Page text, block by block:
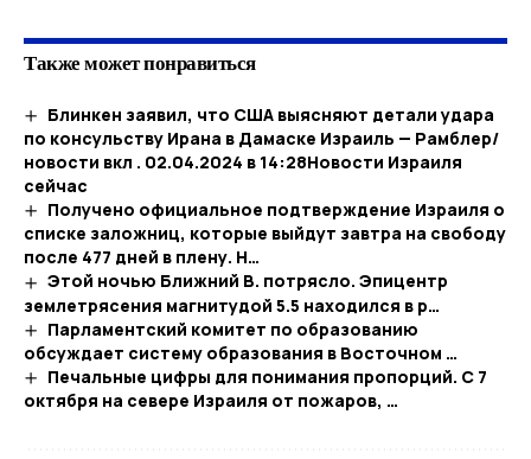
Также может понравиться
Блинкен заявил, что США выясняют детали удара
по консульству Ирана в Дамаске Израиль — Рамблер/
новости вкл . 02.04.2024 в 14:28​Новости Израиля
сейчас
Получено официальное подтверждение Израиля о
списке заложниц, которые выйдут завтра на свободу
после 477 дней в плену. Н…
Этой ночью Ближний В. потрясло. Эпицентр
землетрясения магнитудой 5.5 находился в р…
Парламентский комитет по образованию
обсуждает систему образования в Восточном …
Печальные цифры для понимания пропорций. С 7
октября на севере Израиля от пожаров, …